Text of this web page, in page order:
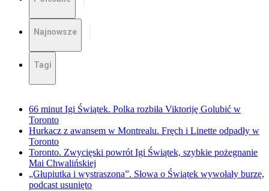
Najnowsze
Tagi
66 minut Igi Świątek. Polka rozbiła Viktoriję Golubić w
Toronto
Hurkacz z awansem w Montrealu. Fręch i Linette odpadły w
Toronto
Toronto. Zwycięski powrót Igi Świątek, szybkie pożegnanie
Mai Chwalińskiej
„Głupiutka i wystraszona”. Słowa o Świątek wywołały burzę,
podcast usunięto